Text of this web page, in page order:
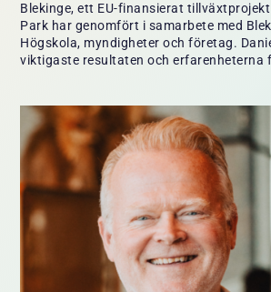
Blekinge, ett EU-finansierat tillväxtprojekt
Park har genomfört i samarbete med
Högskola, myndigheter och företag.
viktigaste resultaten och erfarenheterna